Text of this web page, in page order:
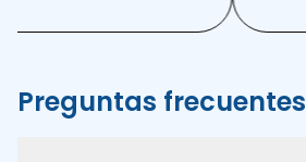
Preguntas frecuentes